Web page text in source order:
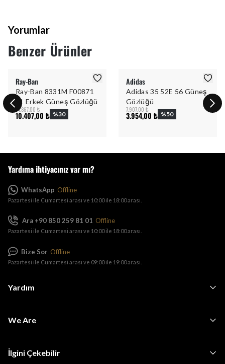
Yorumlar
Benzer Ürünler
Ray-Ban
Ray-Ban 8331M F00871
61 Erkek Güneş Gözlüğü
14.867,00 ₺
10.407,00 ₺ %30
Adidas
Adidas 35 52E 56 Güneş
Gözlüğü
7.907,00 ₺
3.954,00 ₺ %50
Yardım
We Are
İlgini Çekebilir
Yardıma ihtiyacınız var mı?
WhatsApp Offline
Pazartesi ile Cumartesi arası ve 10:00 ile 18:00 arası.
Ara +90 850 259 81 01 Offline
Pazartesi ile Cumartesi arası ve 10:00 ile 18:00 arası.
Bize Sor Offline
Pazartesi ile Cumartesi arası ve 09:00 ile 19:00 arası.